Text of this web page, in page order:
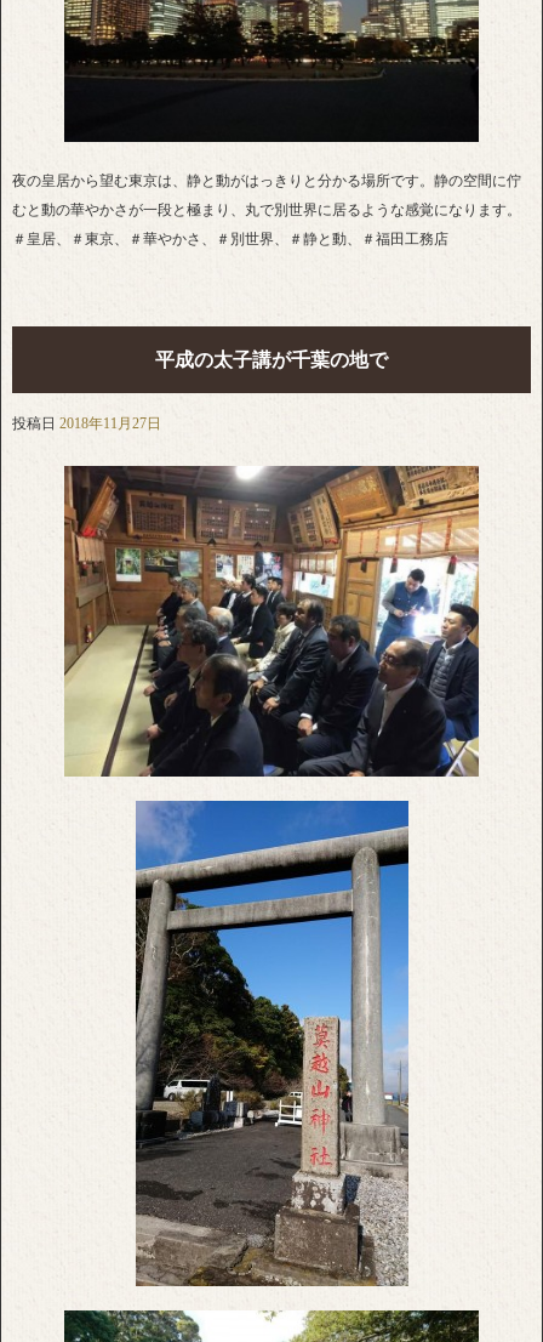
夜の皇居から望む東京は、静と動がはっきりと分かる場所です。静の空間に佇
むと動の華やかさが一段と極まり、丸で別世界に居るような感覚になります。
＃皇居、＃東京、＃華やかさ、＃別世界、＃静と動、＃福田工務店
平成の太子講が千葉の地で
投稿日 2018年11月27日